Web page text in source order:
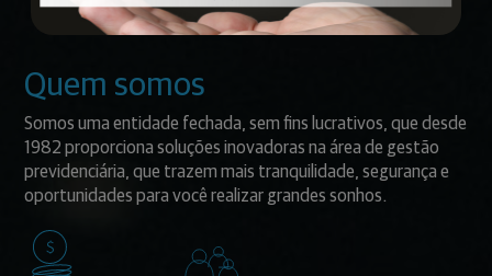
Quem somos
Somos uma entidade fechada, sem fins lucrativos, que desde
1982 proporciona soluções inovadoras na área de gestão
previdenciária, que trazem mais tranquilidade, segurança e
oportunidades para você realizar grandes sonhos.